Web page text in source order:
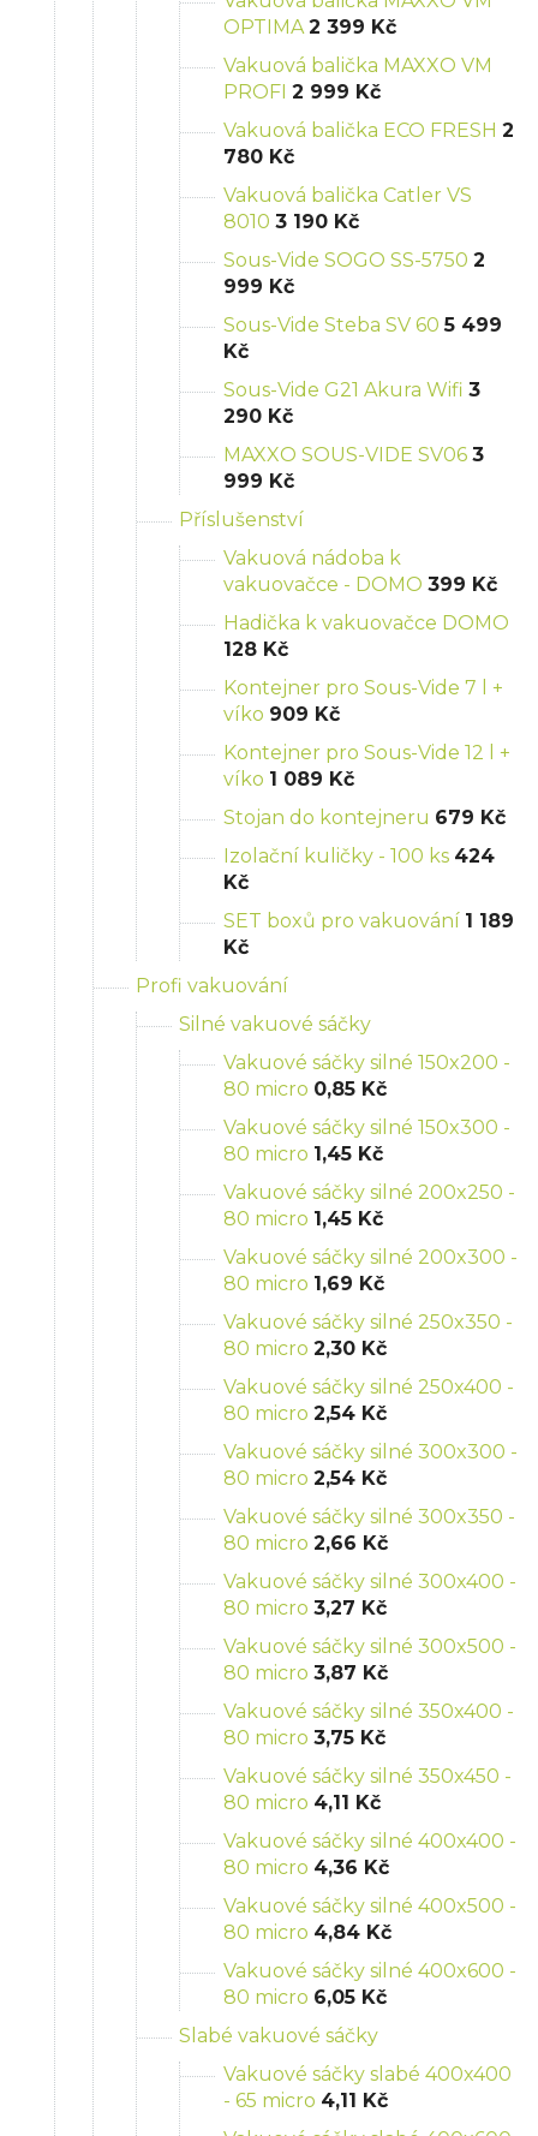
OPTIMA 2 399 Kč
Vakuová balička MAXXO VM
PROFI 2 999 Kč
Vakuová balička ECO FRESH 2
780 Kč
Vakuová balička Catler VS
8010 3 190 Kč
Sous-Vide SOGO SS-5750 2
999 Kč
Sous-Vide Steba SV 60 5 499
Kč
Sous-Vide G21 Akura Wifi 3
290 Kč
MAXXO SOUS-VIDE SV06 3
999 Kč
Příslušenství
Vakuová nádoba k
vakuovačce - DOMO 399 Kč
Hadička k vakuovačce DOMO
128 Kč
Kontejner pro Sous-Vide 7 l +
víko 909 Kč
Kontejner pro Sous-Vide 12 l +
víko 1 089 Kč
Stojan do kontejneru 679 Kč
Izolační kuličky - 100 ks 424
Kč
SET boxů pro vakuování 1 189
Kč
Profi vakuování
Silné vakuové sáčky
Vakuové sáčky silné 150x200 -
80 micro 0,85 Kč
Vakuové sáčky silné 150x300 -
80 micro 1,45 Kč
Vakuové sáčky silné 200x250 -
80 micro 1,45 Kč
Vakuové sáčky silné 200x300 -
80 micro 1,69 Kč
Vakuové sáčky silné 250x350 -
80 micro 2,30 Kč
Vakuové sáčky silné 250x400 -
80 micro 2,54 Kč
Vakuové sáčky silné 300x300 -
80 micro 2,54 Kč
Vakuové sáčky silné 300x350 -
80 micro 2,66 Kč
Vakuové sáčky silné 300x400 -
80 micro 3,27 Kč
Vakuové sáčky silné 300x500 -
80 micro 3,87 Kč
Vakuové sáčky silné 350x400 -
80 micro 3,75 Kč
Vakuové sáčky silné 350x450 -
80 micro 4,11 Kč
Vakuové sáčky silné 400x400 -
80 micro 4,36 Kč
Vakuové sáčky silné 400x500 -
80 micro 4,84 Kč
Vakuové sáčky silné 400x600 -
80 micro 6,05 Kč
Slabé vakuové sáčky
Vakuové sáčky slabé 400x400
- 65 micro 4,11 Kč